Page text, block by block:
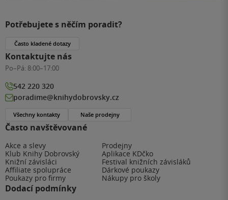
Často navštěvované
Akce a slevy
Prodejny
Klub Knihy Dobrovský
Aplikace KDčko
Knižní závisláci
Festival knižních závisláků
Affiliate spolupráce
Dárkové poukazy
Poukazy pro firmy
Nákupy pro školy
Dodací podmínky
Potřebujete s něčím poradit?
Často kladené dotazy
Kontaktujte nás
Po–Pá: 8:00–17:00
542 220 320
poradime@knihydobrovsky.cz
Všechny kontakty Naše prodejny